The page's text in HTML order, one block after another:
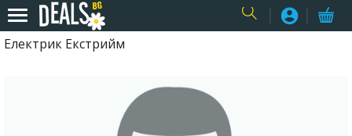
Електрик Екстрийм